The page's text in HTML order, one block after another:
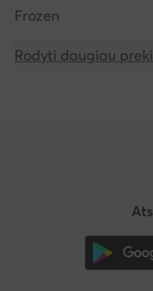
Frozen
Rodyti daugiau